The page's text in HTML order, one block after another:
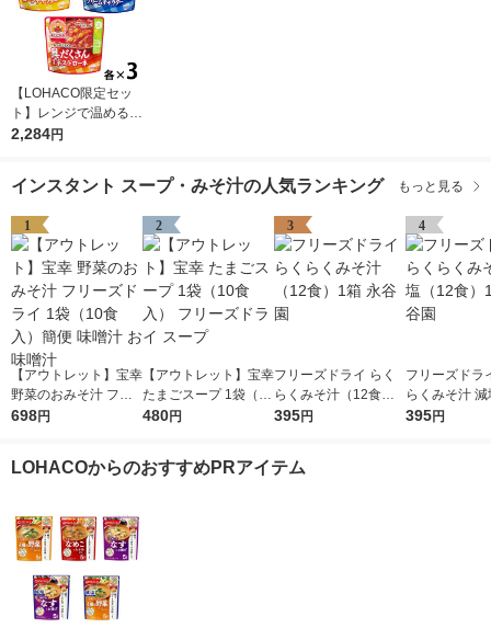
【LOHACO限定セッ
ト】レンジで温めるだ
け♪ 江崎グリコ クレ
セット（9食）
2,284円
インスタント スープ・みそ汁の人気ランキング もっと見る
1
【アウトレット】宝幸
野菜のおみそ汁 フリ
ーズドライ 1袋（10食
698円
2
【アウトレット】宝幸
たまごスープ 1袋（10
食入） フリーズドラ
480円
3
フリーズドライ らく
らくみそ汁（12食）1
箱 永谷園
395円
4
フリーズドラ
らくみそ汁
食）1箱 永谷
395円
LOHACOからのおすすめPRアイテム